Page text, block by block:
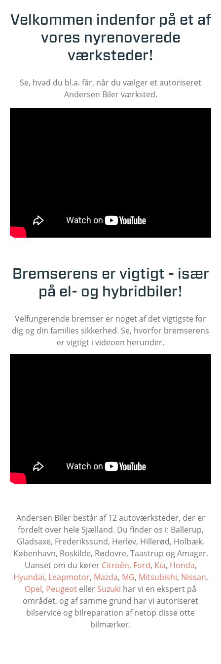
Velkommen indenfor på et af
vores nyrenoverede
værksteder!
Se, hvad du bl.a. får, når du vælger et autoriseret
Andersen Biler værksted.
Bremserens er vigtigt - især
på el- og hybridbiler!
Velfungerende bremser er noget af det vigtigste for
dig og din families sikkerhed. Se, hvorfor bremserens
er vigtigt i videoen herunder.
Andersen Biler består af 12 autoværksteder, der er
fordelt over hele Sjælland. Du finder os i: Ballerup,
Gladsaxe, Frederikssund, Herlev, Hillerød, Holbæk,
København, Roskilde, Rødovre, Taastrup og Amager.
Uanset om du kører Citroën, Ford, Kia, Honda,
Hyundai, Leapmotor, Mazda, MG, Mitsubishi, Nissan,
Opel, Peugeot eller Suzuki har vi en ekspert på
området, og af samme grund har vi autoriseret
bilservice og bilreparation af netop disse otte
bilmærker.